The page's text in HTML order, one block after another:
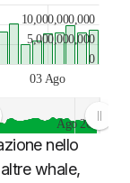
03 Ago
0
5,000,000,000
10,000,000,000
Ago 26
nello
whale,